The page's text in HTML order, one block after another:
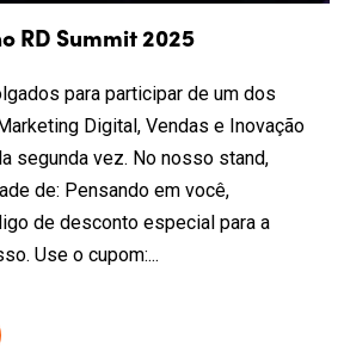
RD Summit 2025
para participar de um dos
Digital, Vendas e Inovação
segunda vez. No nosso stand,
de: Pensando em você,
de desconto especial para a
Use o cupom:...